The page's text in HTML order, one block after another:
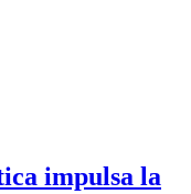
impulsa la